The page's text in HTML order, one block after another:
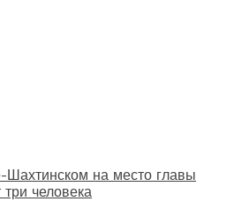
Шахтинском на место главы
три человека